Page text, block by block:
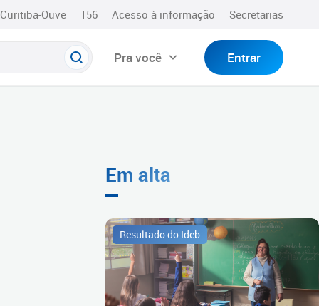
Curitiba-Ouve 156 Acesso à informação Secretarias
Pra você Entrar
Em alta
Resultado do Ideb